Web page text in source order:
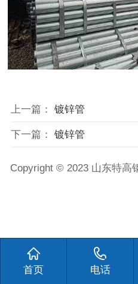
上一篇： 镀锌管
下一篇： 镀锌管
Copyright © 2023 山东特高
首页 电话